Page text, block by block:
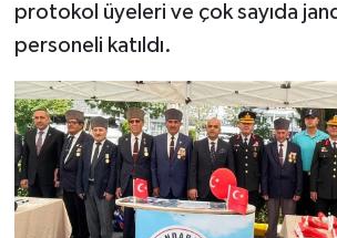
protokol üyeleri ve çok sayıda
personeli katıldı.